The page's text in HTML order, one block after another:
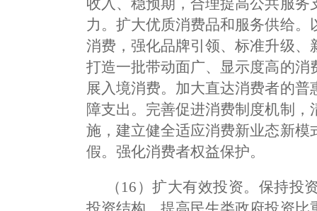
力。扩大优质消费品和服务供给
消费，强化品牌引领、标准升级
打造一批带动面广、显示度高的
展入境消费。加大直达消费者的
障支出。完善促进消费制度机制
施，建立健全适应消费新业态新
假。强化消费者权益保护。
（16）扩大有效投资。保持